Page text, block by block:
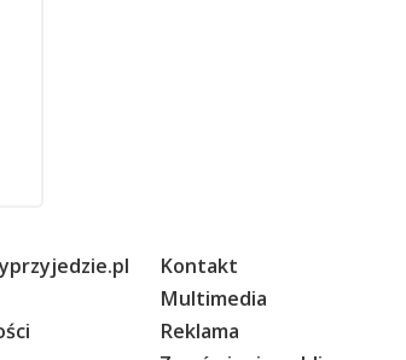
Kontakt
Multimedia
Reklama